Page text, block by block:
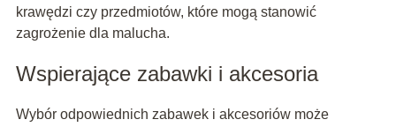
krawędzi czy przedmiotów, które mogą stanowić
zagrożenie dla malucha.
Wspierające zabawki i akcesoria
Wybór odpowiednich zabawek i akcesoriów może